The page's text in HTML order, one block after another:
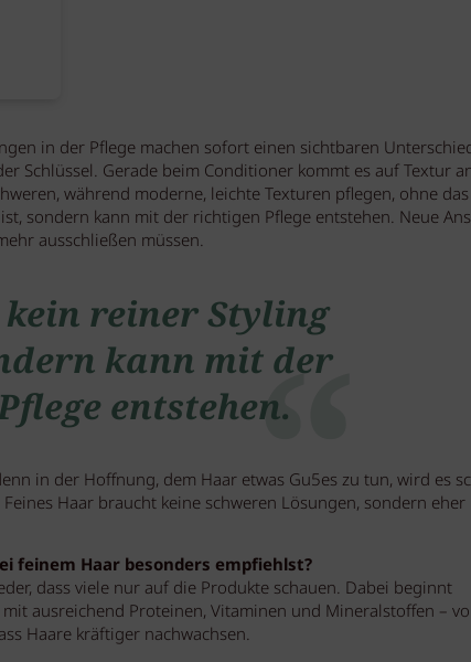
in der Pflege machen sofort einen sichtbaren
Schlüssel. Gerade beim Conditioner kommt es auf Textur
während moderne, leichte Texturen pflegen, ohne
sondern kann mit der richtigen Pflege entstehen. Neue
ausschließen müssen.
reiner Styling
kann mit der
entstehen.
in der Hoffnung, dem Haar etwas Gu5es zu tun, wird es
Haar braucht keine schweren Lösungen, sondern eher
feinem Haar besonders empfiehlst?
dass viele nur auf die Produkte schauen. Dabei beginnt
ausreichend Proteinen, Vitaminen und Mineralstoffen –
Haare kräftiger nachwachsen.